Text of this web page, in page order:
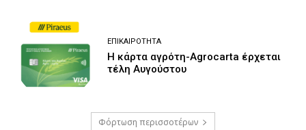
ΕΠΙΚΑΙΡΌΤΗΤΑ
Η κάρτα αγρότη-Agrocarta έρχεται
τέλη Αυγούστου
Φόρτωση περισσοτέρων